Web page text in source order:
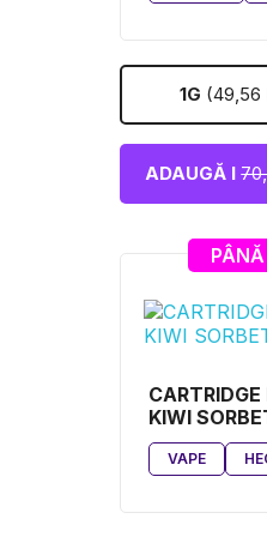
1G (49,56
ADAUGĂ I
KIWI
VAPE